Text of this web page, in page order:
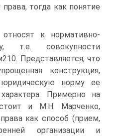
тогда как понятие
относят к нормативно-
т.е. совокупности
Представляется, что
конструкция,
норму ее
Примерно на
и М.Н. Марченко,
как способ (прием,
организации и